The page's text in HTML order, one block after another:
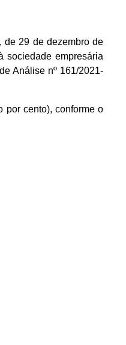
de 29 de dezembro de
sociedade empresária
Análise nº 161/2021-
por cento), conforme o